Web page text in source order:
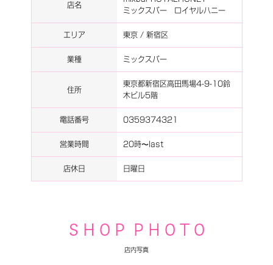
店名
ミックスバー ロイヤルハニー
エリア 東京 / 新宿区
業種 ミックスバー
住所
東京都新宿区高田馬場4-9-10鈴
木ビル5階
電話番号 0359374321
営業時間 20時〜last
店休日 日曜日
S H O P P H O T O
店内写真